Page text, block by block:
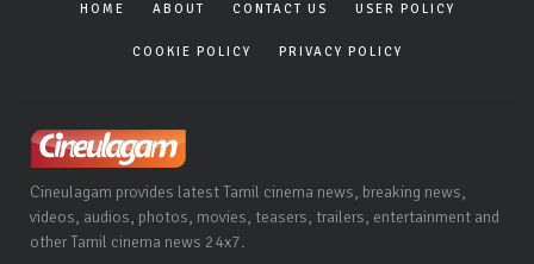
HOME ABOUT CONTACT US USER POLICY
COOKIE POLICY PRIVACY POLICY
Cineulagam provides latest Tamil cinema news, breaking news,
videos, audios, photos, movies, teasers, trailers, entertainment and
other Tamil cinema news 24x7.